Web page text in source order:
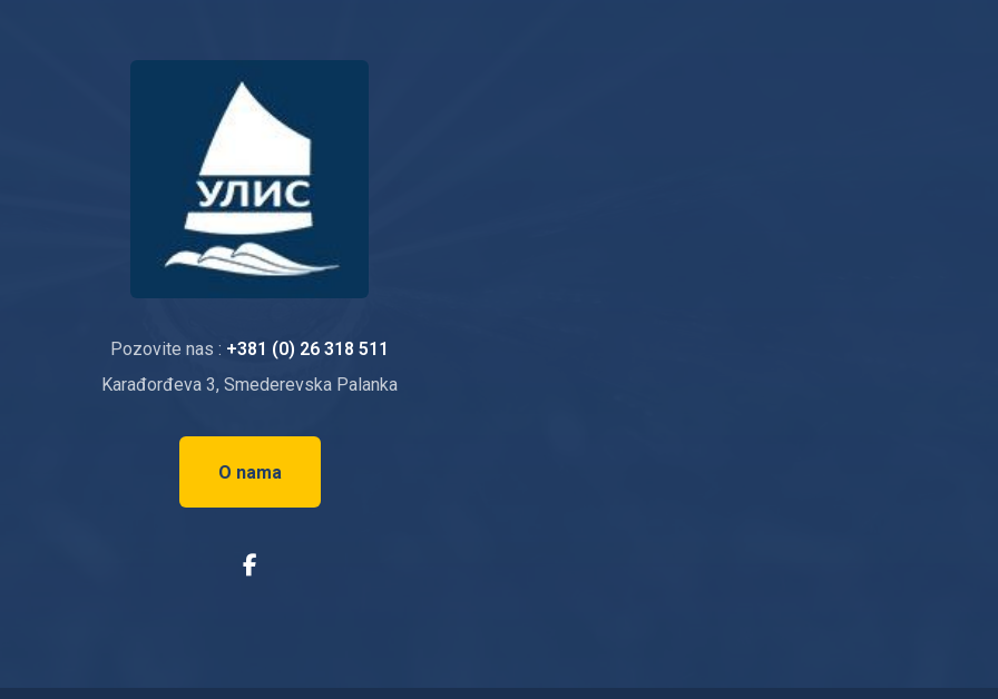
Pozovite nas : +381 (0) 26 318 511
Karađorđeva 3, Smederevska Palanka
O nama